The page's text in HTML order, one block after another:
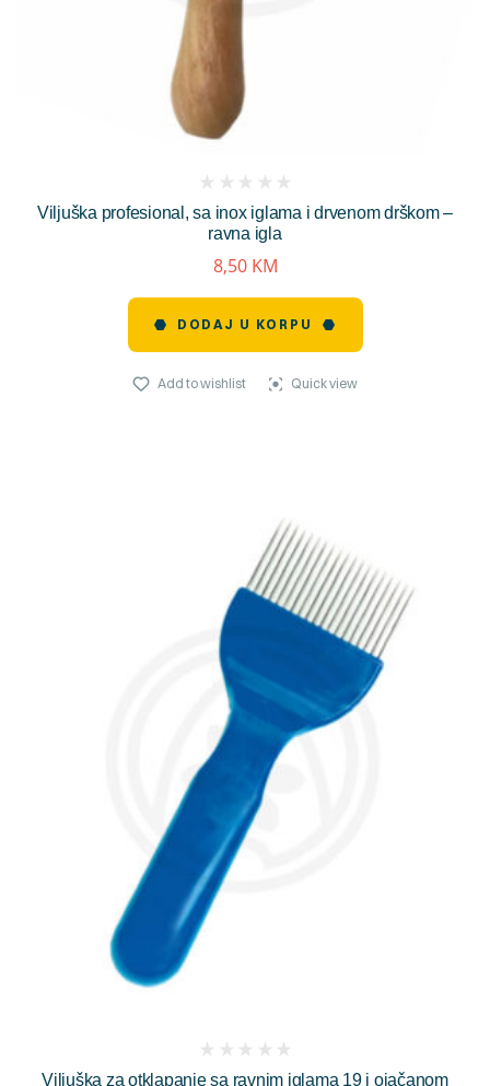
Viljuška profesional, sa inox iglama i drvenom drškom –
ravna igla
reviews)
8,50 KM
DODAJ U KORPU
Add to wishlist Quick view
Viljuška za otklapanje sa ravnim iglama 19 i ojačanom
reviews)